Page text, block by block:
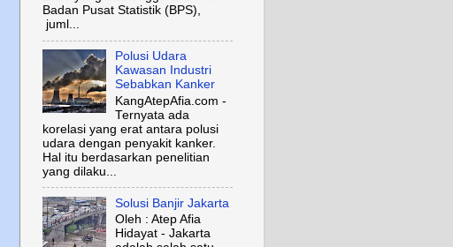
Badan Pusat Statistik (BPS),
juml...
Polusi Udara
Kawasan Industri
Sebabkan Kanker
KangAtepAfia.com -
Ternyata ada
korelasi yang erat antara polusi
udara dengan penyakit kanker.
Hal itu berdasarkan penelitian
yang dilaku...
Solusi Banjir Jakarta
Oleh : Atep Afia
Hidayat - Jakarta